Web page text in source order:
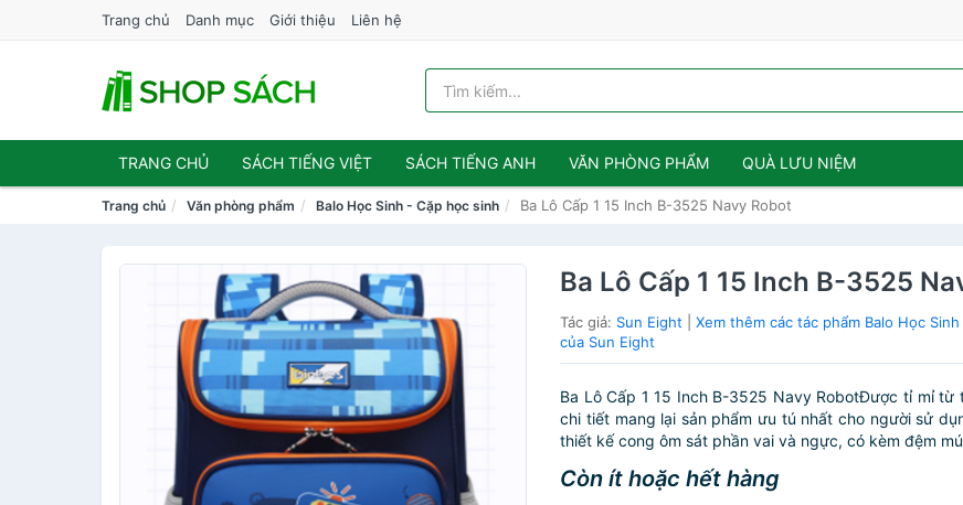
Trang chủ Danh mục Giới thiệu Liên hệ
TRANG CHỦ SÁCH TIẾNG VIỆT SÁCH TIẾNG ANH VĂN PHÒNG PHẨM QUÀ LƯU NIỆM
Trang chủ Văn phòng phẩm Balo Học Sinh - Cặp học sinh Ba Lô Cấp 1 15 Inch B-3525 Navy Robot
Ba Lô Cấp 1 15 Inch B-3525
Tác giả: Sun Eight |Xem thêm các tác phẩm Balo Học
của Sun Eight
Ba Lô Cấp 1 15 Inch B-3525 Navy RobotĐược tỉ mỉ từ
chi tiết mang lại sản phẩm ưu tú nhất cho người sử
thiết kế cong ôm sát phần vai và ngực, có kèm đệm
Còn ít hoặc hết hàng